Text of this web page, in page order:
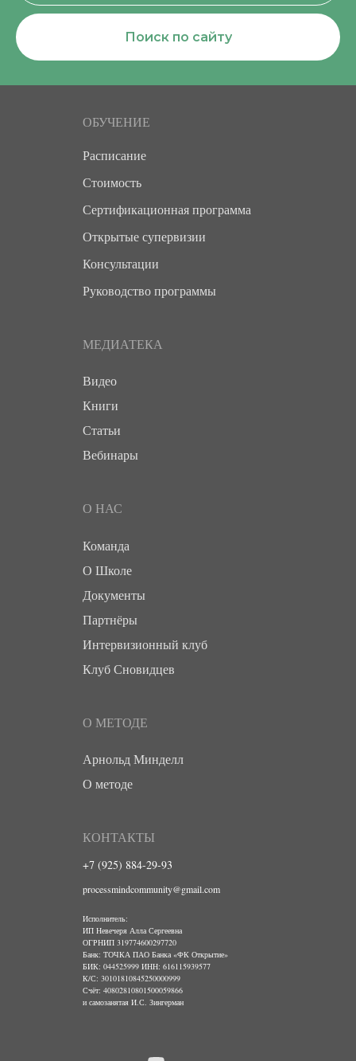
Поиск по сайту
ОБУЧЕНИЕ
МЕДИАТЕКА
О НАС
О МЕТОДЕ
КОНТАКТЫ
Расписание
Видео
Команда
Арнольд Минделл
+7 (925) 884-29-93
Стоимость
Сертификационная программа
Открытые супервизии
Консультации
Руководство программы
Книги
Статьи
Вебинары
О Школе
Документы
Партнёры
Интервизионный клуб
Клуб Сновидцев
О методе
processmindcommunity@gmail.com
Исполнитель:
ИП Невечеря Алла Сергеевна
ОГРНИП 319774600297720
Банк: ТОЧКА ПАО Банка «ФК Открытие»
БИК: 044525999 ИНН: 616115939577
К/С: 30101810845250000999
Счёт: 40802810801500059866
и самозанятая И.С. Зингерман